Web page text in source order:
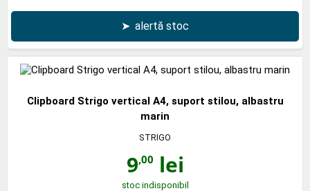
➤ alertă stoc
Clipboard Strigo vertical A4, suport stilou, albastru
marin
STRIGO
9,00 lei
stoc indisponibil